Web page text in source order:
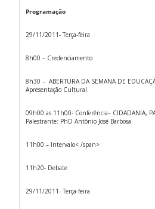
Programação
29/11/2011- Terça-feira
8h00 – Credenciamento
8h30 – ABERTURA DA SEMANA DE
Apresentação Cultural
09h00 as 11h00- Conferência– CIDADANIA,
Palestrante: PhD Antônio José Barbosa
11h00 – Intervalo< /span>
11h20- Debate
29/11/2011- Terça-feira